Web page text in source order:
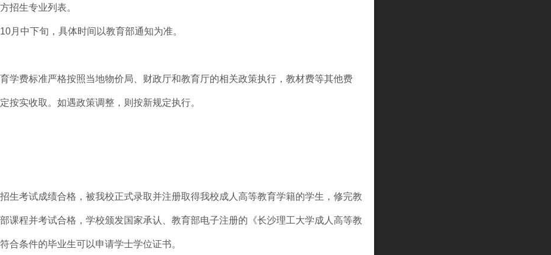
招生专业列表。
月中下旬，具体时间以教育部通知为准。
学费标准严格按照当地物价局、财政厅和教育厅的相关政策执行，教材费等其他费
按实收取。如遇政策调整，则按新规定执行。
生考试成绩合格，被我校正式录取并注册取得我校成人高等教育学籍的学生，修完教
课程并考试合格，学校颁发国家承认、教育部电子注册的《长沙理工大学成人高等教
合条件的毕业生可以申请学士学位证书。